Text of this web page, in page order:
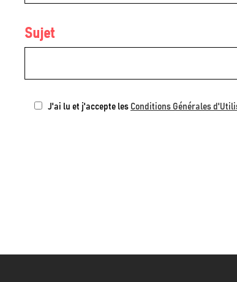
Sujet
J'ai lu et j'accepte les Conditions Générales